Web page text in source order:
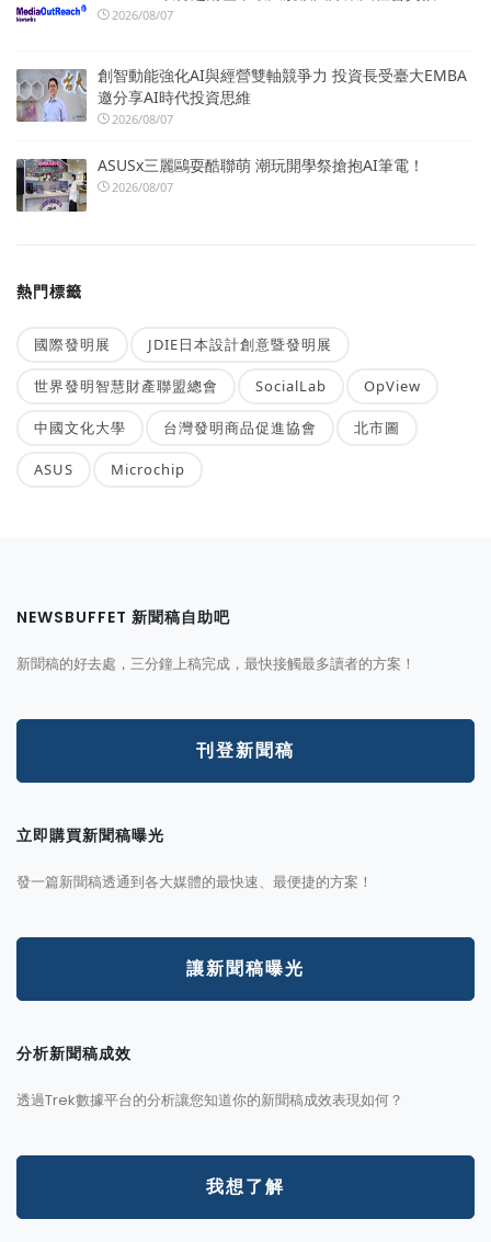
2026/08/07
創智動能強化AI與經營雙軸競爭力 投資長受臺大EMBA
邀分享AI時代投資思維
2026/08/07
ASUSx三麗鷗耍酷聯萌 潮玩開學祭搶抱AI筆電！
2026/08/07
熱門標籤
國際發明展 JDIE日本設計創意暨發明展
世界發明智慧財產聯盟總會 SocialLab OpView
中國文化大學 台灣發明商品促進協會 北市圖
ASUS Microchip
NEWSBUFFET 新聞稿自助吧
新聞稿的好去處，三分鐘上稿完成，最快接觸最多讀者的方案！
刊登新聞稿
立即購買新聞稿曝光
發一篇新聞稿透通到各大媒體的最快速、最便捷的方案！
讓新聞稿曝光
分析新聞稿成效
透過Trek數據平台的分析讓您知道你的新聞稿成效表現如何？
我想了解